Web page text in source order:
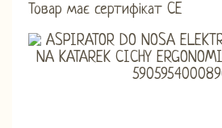
Товар має сертифікат CE